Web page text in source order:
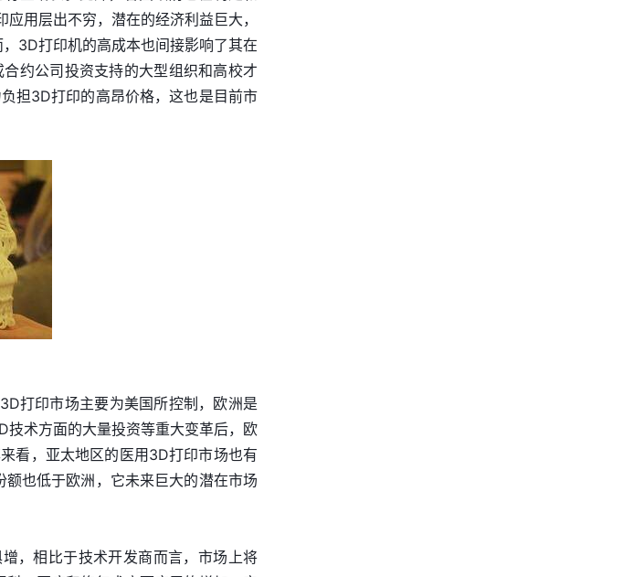
用层出不穷，潜在的经济利益巨大，
3D打印机的高成本也间接影响了其在
约公司投资支持的大型组织和高校才
担3D打印的高昂价格，这也是目前市
打印市场主要为美国所控制，欧洲是
术方面的大量投资等重大变革后，欧
看，亚太地区的医用3D打印市场也有
也低于欧洲，它未来巨大的潜在市场
，相比于技术开发商而言，市场上将